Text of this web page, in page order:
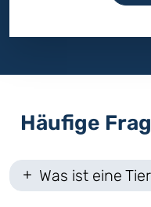
Häufige
Was ist eine